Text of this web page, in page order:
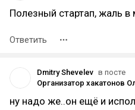
Полезный стартап, жаль в
Ответить
Dmitry Shevelev в посте
ну надо же..он ещё и